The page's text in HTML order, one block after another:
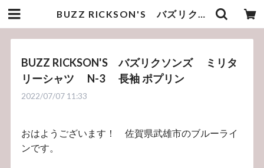
BUZZ RICKSON'S バズリクソンズ ミリタリーシャツ N-3 長袖 ポプリン | bluelineshop
BUZZ RICKSON'S バズリクソンズ ミリタ
リーシャツ N-3 長袖 ポプリン
2022/07/07 11:33
おはようございます！ 佐賀県武雄市のブルーライ
ンです。